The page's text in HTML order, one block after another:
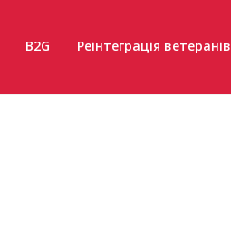
B2G Реінтеграція ветеранів